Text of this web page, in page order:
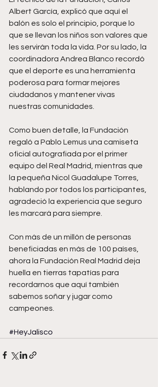
Albert García, explicó que aquí el
balón es solo el principio, porque lo
que se llevan los niños son valores que
les servirán toda la vida. Por su lado, la
coordinadora Andrea Blanco recordó
que el deporte es una herramienta
poderosa para formar mejores
ciudadanos y mantener vivas
nuestras comunidades.
Como buen detalle, la Fundación
regaló a Pablo Lemus una camiseta
oficial autografiada por el primer
equipo del Real Madrid, mientras que
la pequeña Nicol Guadalupe Torres,
hablando por todos los participantes,
agradeció la experiencia que seguro
les marcará para siempre.
Con más de un millón de personas
beneficiadas en más de 100 países,
ahora la Fundación Real Madrid deja
huella en tierras tapatías para
recordarnos que aquí también
sabemos soñar y jugar como
campeones.
#HeyJalisco